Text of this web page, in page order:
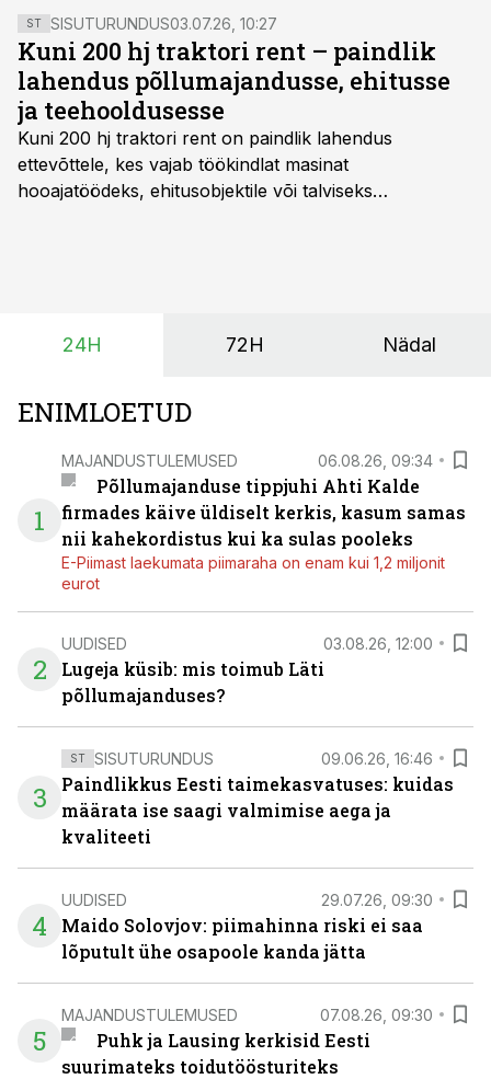
ST SISUTURUNDUS03.07.26, 10:27
Kuni 200 hj traktori rent – paindlik
lahendus põllumajandusse, ehitusse
ja teehooldusesse
Kuni 200 hj traktori rent on paindlik lahendus
ettevõttele, kes vajab töökindlat masinat
hooajatöödeks, ehitusobjektile või talviseks
on suurim ning iga töötund on oluline.
24H 72H Nädal
ENIMLOETUD
1
MAJANDUSTULEMUSED 06.08.26, 09:34
Põllumajanduse tippjuhi Ahti Kalde
firmades käive üldiselt kerkis, kasum samas
nii kahekordistus kui ka sulas pooleks
E-Piimast laekumata piimaraha on enam kui 1,2 miljonit
eurot
2
UUDISED 03.08.26, 12:00
Lugeja küsib: mis toimub Läti
põllumajanduses?
3
ST SISUTURUNDUS 09.06.26, 16:46
Paindlikkus Eesti taimekasvatuses: kuidas
määrata ise saagi valmimise aega ja
kvaliteeti
4
UUDISED 29.07.26, 09:30
Maido Solovjov: piimahinna riski ei saa
lõputult ühe osapoole kanda jätta
5
MAJANDUSTULEMUSED 07.08.26, 09:30
Puhk ja Lausing kerkisid Eesti
suurimateks toidutöösturiteks